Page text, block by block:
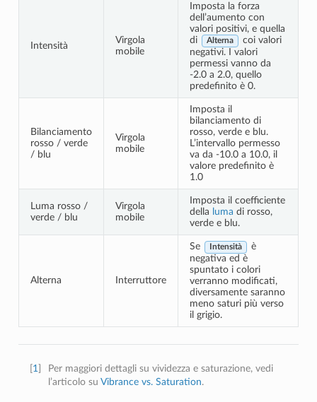
Intensità
Virgola
mobile
Imposta la forza
dell’aumento con
valori positivi, e quella
di
Alterna
coi valori
negativi. I valori
permessi vanno da
-2.0 a 2.0, quello
predefinito è 0.
Bilanciamento
rosso / verde
/ blu
Virgola
mobile
Imposta il
bilanciamento di
rosso, verde e blu.
L’intervallo permesso
va da -10.0 a 10.0, il
valore predefinito è
1.0
Luma rosso /
verde / blu
Virgola
mobile
Imposta il coefficiente
della luma di rosso,
verde e blu.
Alterna Interruttore
Se Intensità
è
negativa ed è
spuntato i colori
verranno modificati,
diversamente saranno
meno saturi più verso
il grigio.
1]
Per maggiori dettagli su vividezza e saturazione, vedi
l’articolo suVibrance vs. Saturation.